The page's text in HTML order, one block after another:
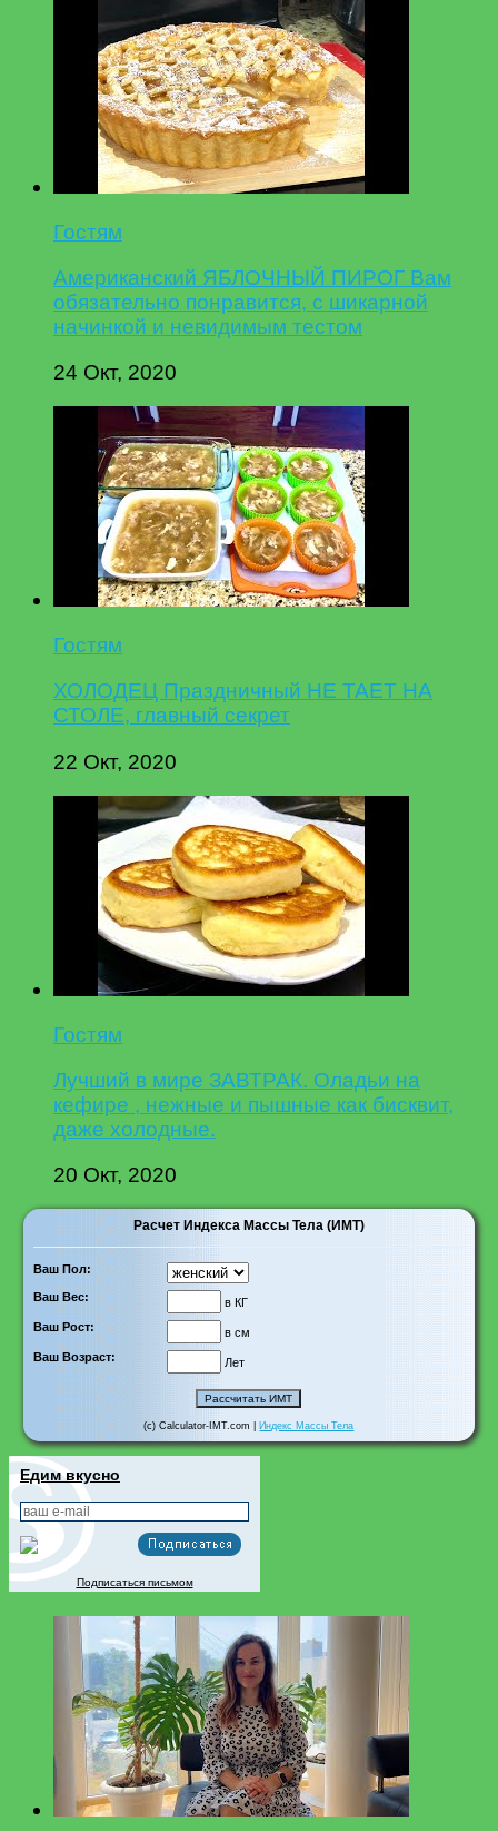
Гостям
Американский ЯБЛОЧНЫЙ ПИРОГ Вам
обязательно понравится, с шикарной
начинкой и невидимым тестом
24 Окт, 2020
Гостям
ХОЛОДЕЦ Праздничный НЕ ТАЕТ НА
СТОЛЕ, главный секрет
22 Окт, 2020
Гостям
Лучший в мире ЗАВТРАК. Оладьи на
кефире , нежные и пышные как бисквит,
даже холодные.
20 Окт, 2020
Расчет Индекса Массы Тела (ИМТ)
Ваш Пол:
Ваш Вес:
в КГ
Ваш Рост:
в см
Ваш Возраст:
Лет
(c) Calculator-IMT.com | Индекс Массы Тела
Едим вкусно
Подписаться письмом